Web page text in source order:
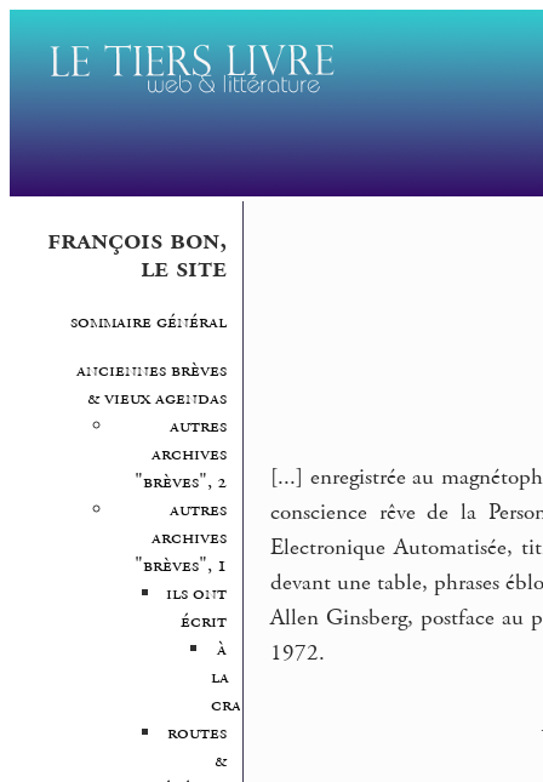
françois bon,
le site
sommaire général
anciennes brèves
& vieux agendas
autres
archives
"brèves", 2
autres
archives
"brèves", 1
ils ont
écrit
à
la
craie
routes
&
[...] enregistrée au
conscience rêve de la
Electronique Automatisée,
devant une table, phrases
Allen Ginsberg, postface au
1972.